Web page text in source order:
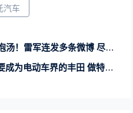
汽车
军连发多条微博 尽是遗憾失望
车界的丰田 做特斯拉没做到的事情